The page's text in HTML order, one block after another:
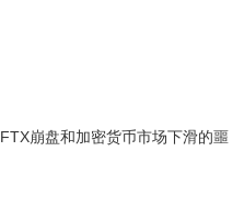
崩盘和加密货币市场下滑的噩